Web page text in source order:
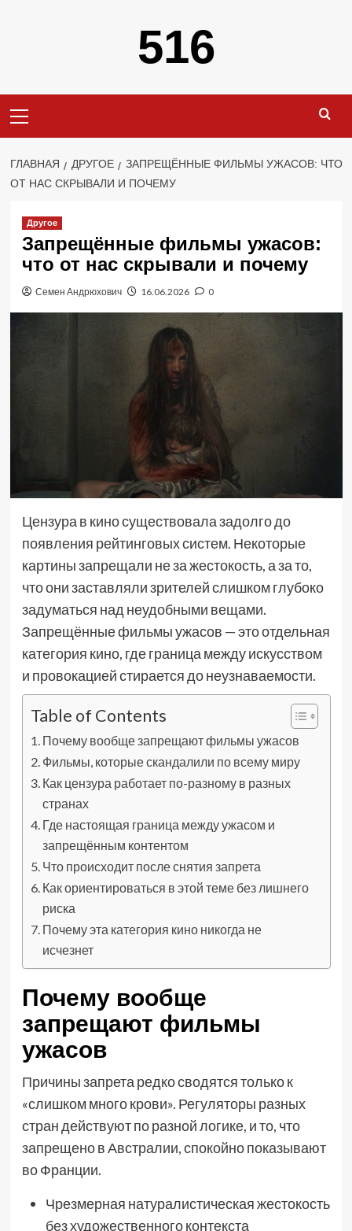
516
меню
ГЛАВНАЯ ДРУГОЕ
ЗАПРЕЩЁННЫЕ ФИЛЬМЫ УЖАСОВ: ЧТО
ОТ НАС СКРЫВАЛИ И ПОЧЕМУ
Другое
Запрещённые фильмы ужасов:
что от нас скрывали и почему
Семен Андрюхович 16.06.2026 0
Цензура в кино существовала задолго до
появления рейтинговых систем. Некоторые
картины запрещали не за жестокость, а за то,
что они заставляли зрителей слишком глубоко
задуматься над неудобными вещами.
Запрещённые фильмы ужасов — это отдельная
категория кино, где граница между искусством
и провокацией стирается до неузнаваемости.
Table of Contents
Почему вообще запрещают фильмы ужасов
Фильмы, которые скандалили по всему миру
Как цензура работает по-разному в разных
странах
Где настоящая граница между ужасом и
запрещённым контентом
Что происходит после снятия запрета
Как ориентироваться в этой теме без лишнего
риска
Почему эта категория кино никогда не
исчезнет
Почему вообще
запрещают фильмы
ужасов
Причины запрета редко сводятся только к
«слишком много крови». Регуляторы разных
стран действуют по разной логике, и то, что
запрещено в Австралии, спокойно показывают
во Франции.
Чрезмерная натуралистическая жестокость
без художественного контекста